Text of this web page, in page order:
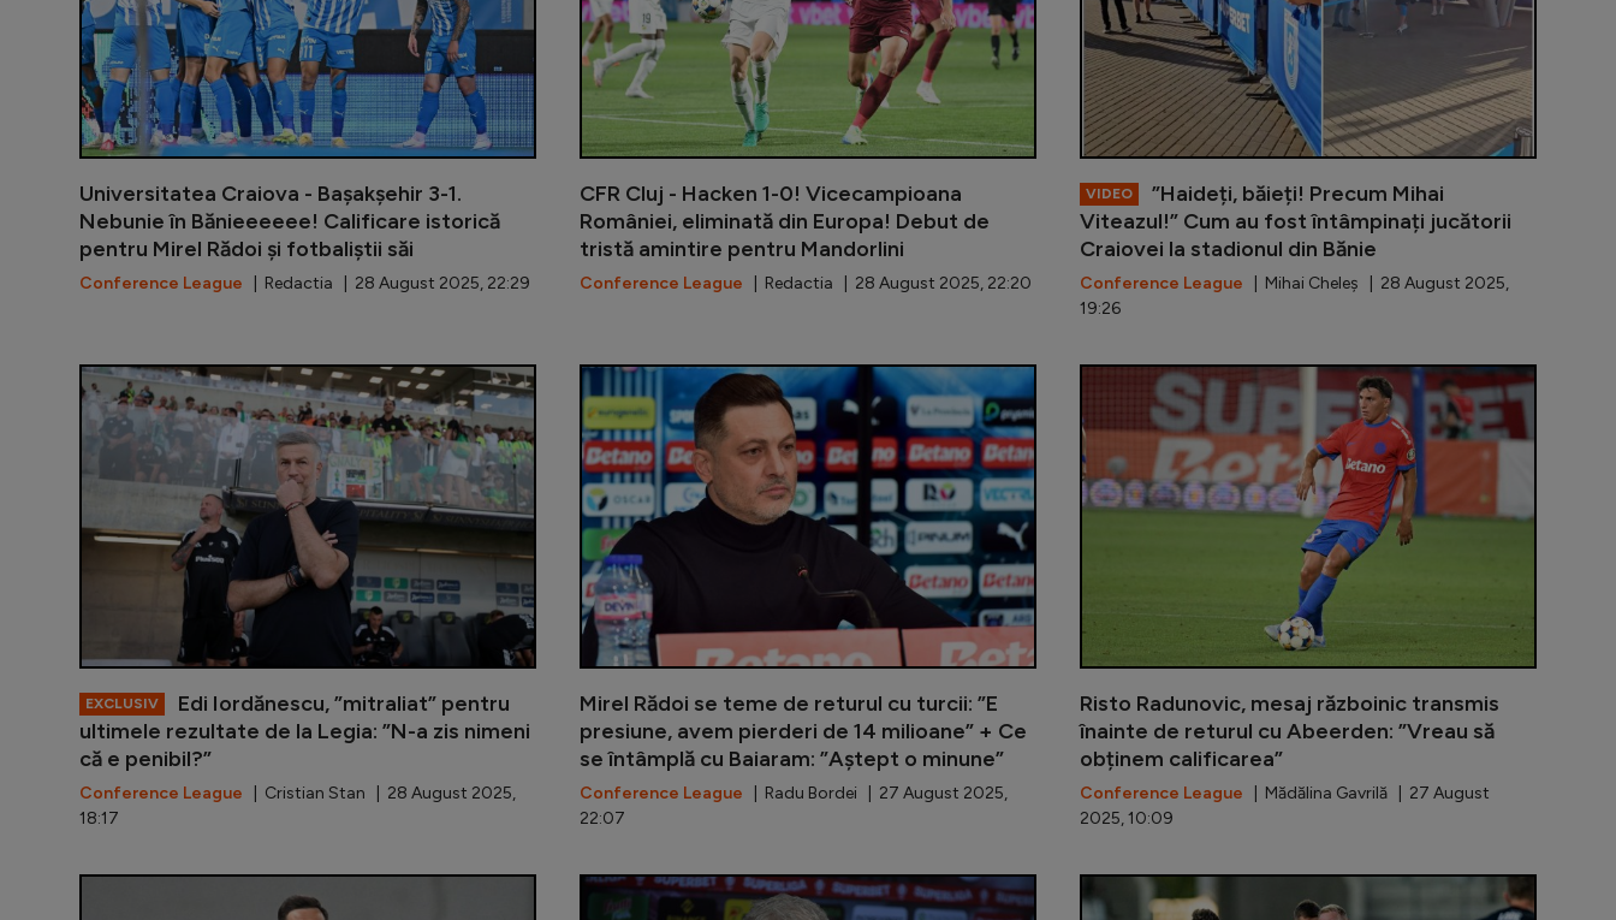
Universitatea Craiova - Bașakșehir 3-1.
Nebunie în Bănieeeeee! Calificare istorică
pentru Mirel Rădoi și fotbaliștii săi
Conference League | Redactia | 28 August 2025, 22:29
CFR Cluj - Hacken 1-0! Vicecampioana
României, eliminată din Europa! Debut de
tristă amintire pentru Mandorlini
Conference League | Redactia | 28 August 2025, 22:20
VIDEO
”Haideți, băieți! Precum Mihai
Viteazul!” Cum au fost întâmpinați jucătorii
Craiovei la stadionul din Bănie
Conference League | Mihai Cheleș | 28 August 2025,
19:26
EXCLUSIV
Edi Iordănescu, ”mitraliat” pentru
ultimele rezultate de la Legia: ”N-a zis nimeni
că e penibil?”
Conference League | Cristian Stan | 28 August 2025,
18:17
Edi Iordănescu, ”mitraliat” pentru ultimele rezultate de la Legia:
Mirel Rădoi se teme de returul cu turcii: ”E
presiune, avem pierderi de 14 milioane” + Ce
se întâmplă cu Baiaram: ”Aștept o minune”
Conference League | Radu Bordei | 27 August 2025,
22:07
Mirel Rădoi
Risto Radunovic, mesaj războinic transmis
înainte de returul cu Abeerden: ”Vreau să
obținem calificarea”
Conference League | Mădălina Gavrilă | 27 August
2025, 10:09
”Rădoi nu mai acceptă prostiile pe care le făcea Rotaru”.Reacția lui